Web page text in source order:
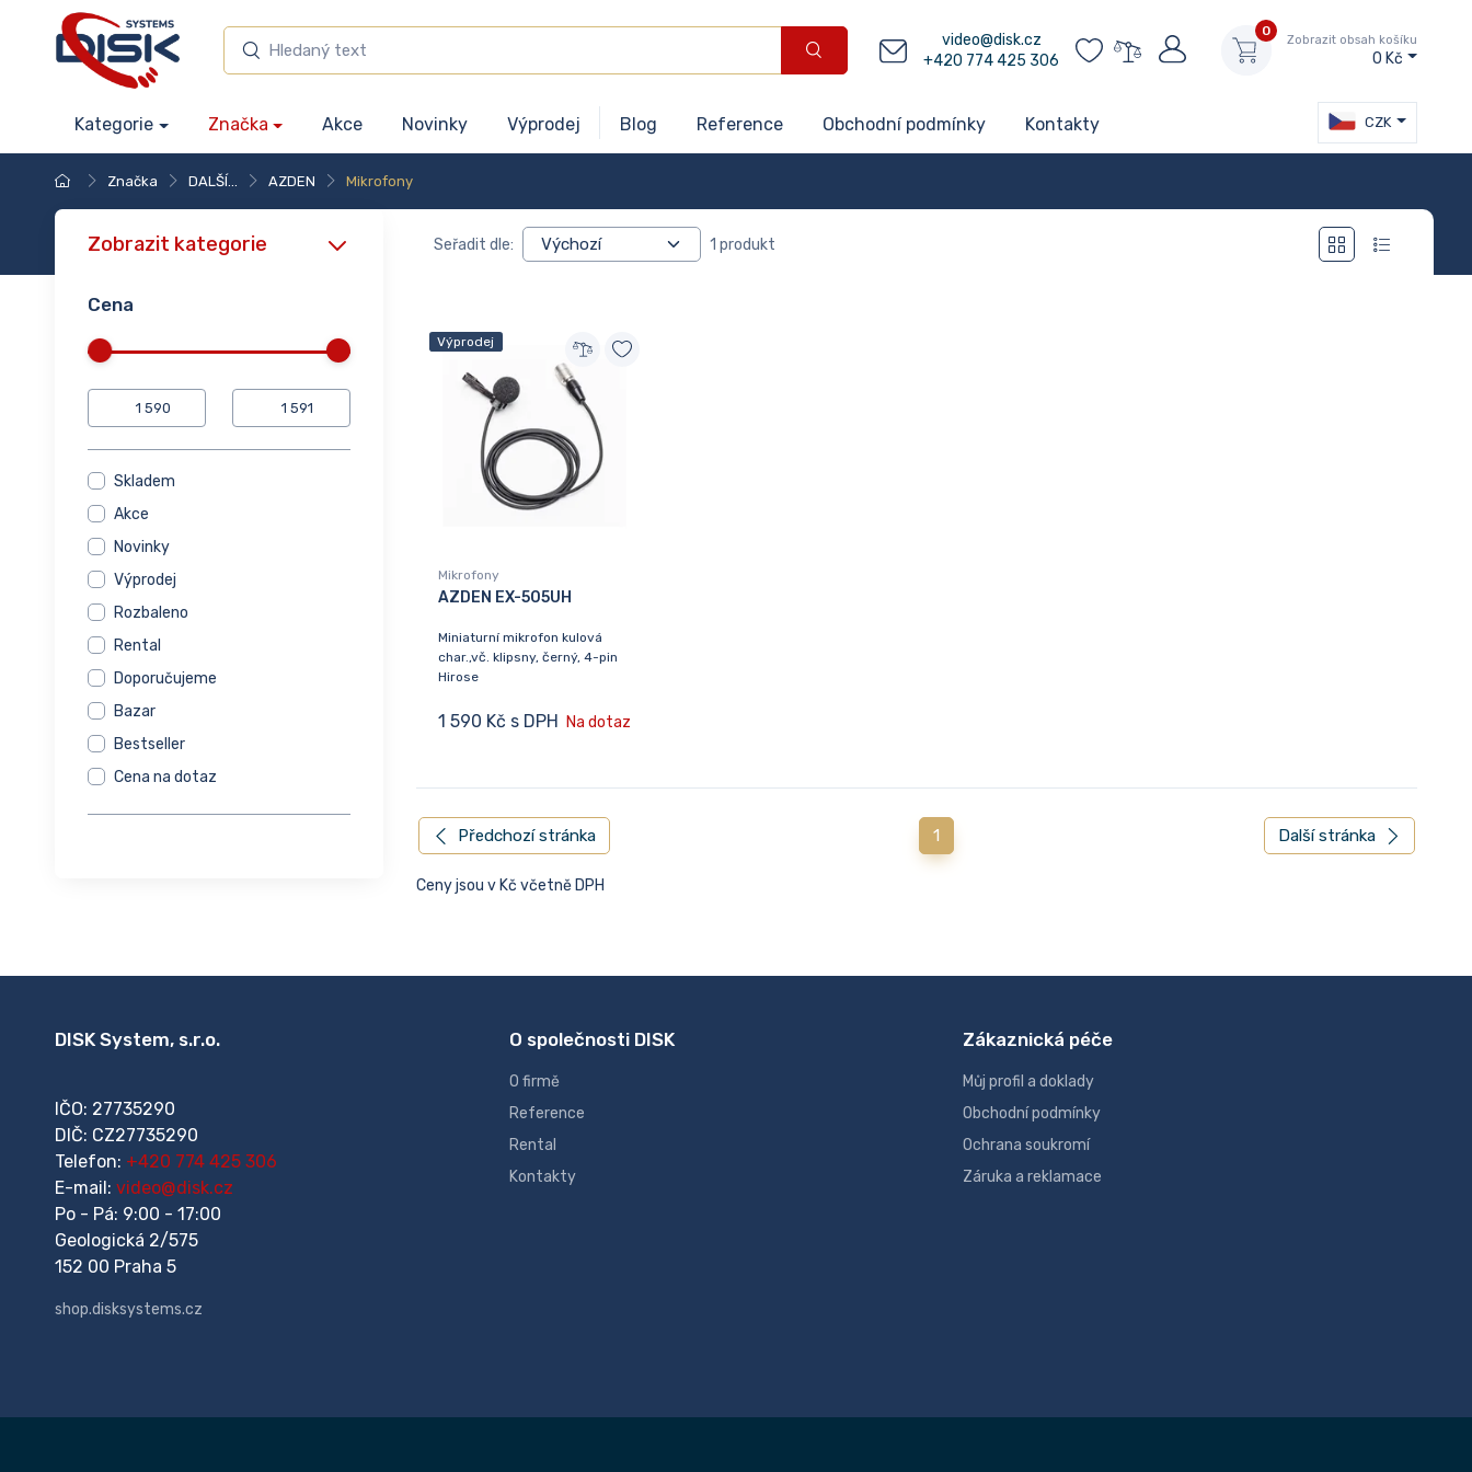
video@disk.cz
+420 774 425 306
0
Zobrazit obsah košíku
0 Kč
Kategorie Značka Akce Novinky Výprodej Blog Reference Obchodní podmínky Kontakty CZK
Značka DALŠÍ... AZDEN Mikrofony
Zobrazit kategorie
Cena
Skladem
Akce
Novinky
Výprodej
Rozbaleno
Rental
Doporučujeme
Bazar
Bestseller
Cena na dotaz
Seřadit dle: 1 produkt
Výprodej
Mikrofony
AZDEN EX-505UH
Miniaturní mikrofon kulová
char.,vč. klipsny, černý, 4-pin
Hirose
1 590 Kč s DPH Na dotaz
Předchozí stránka 1 Další stránka
Ceny jsou v Kč včetně DPH
DISK System, s.r.o.
IČO: 27735290
DIČ: CZ27735290
Telefon: +420 774 425 306
E-mail: video@disk.cz
Po - Pá: 9:00 - 17:00
Geologická 2/575
152 00 Praha 5
shop.disksystems.cz
O společnosti DISK
O firmě
Reference
Rental
Kontakty
Zákaznická péče
Můj profil a doklady
Obchodní podmínky
Ochrana soukromí
Záruka a reklamace